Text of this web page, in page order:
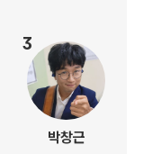
3
박창근